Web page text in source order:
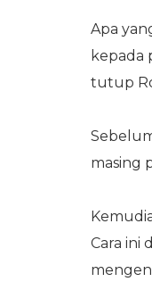
Apa
kepada
tutup
masing
Cara ini